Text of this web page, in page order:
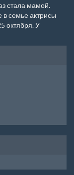
стала мамой.
в семье актрисы
октября. У